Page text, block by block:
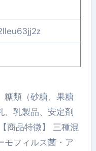
糖類（砂糖、果糖
、乳製品、安定剤
商品特徴】 三種混
モフィルス菌・ア